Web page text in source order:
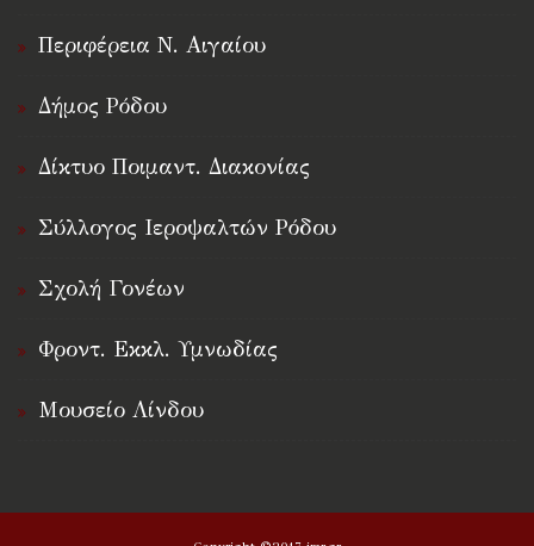
Περιφέρεια Ν. Αιγαίου
Δήμος Ρόδου
Δίκτυο Ποιμαντ. Διακονίας
Σύλλογος Ιεροψαλτών Ρόδου
Σχολή Γονέων
Φροντ. Εκκλ. Υμνωδίας
Μουσείο Λίνδου